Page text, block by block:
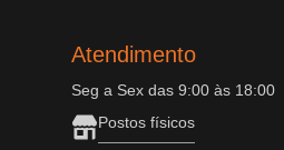
Atendimento
Seg a Sex das 9:00 às 18:00
Postos físicos